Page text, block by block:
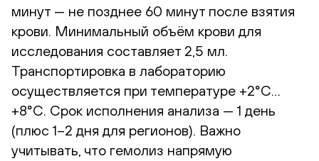
минут — не позднее 60 минут после взятия
крови. Минимальный объём крови для
исследования составляет 2,5 мл.
Транспортировка в лабораторию
осуществляется при температуре +2°С…
+8°С. Срок исполнения анализа — 1 день
(плюс 1–2 дня для регионов). Важно
учитывать, что гемолиз напрямую